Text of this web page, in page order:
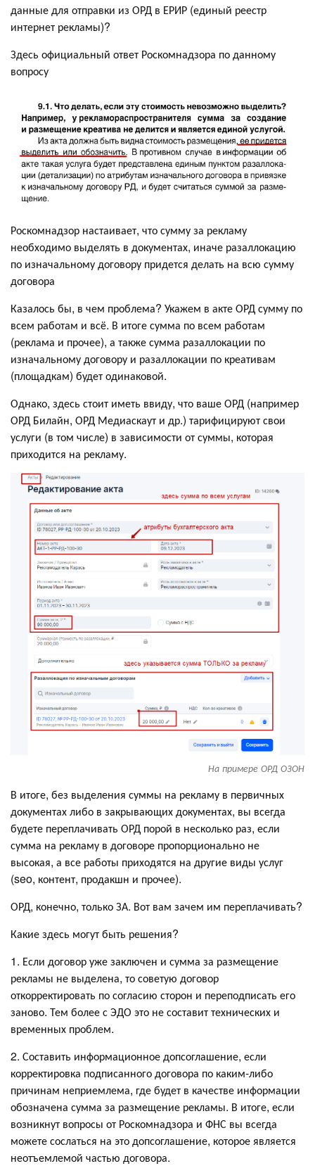
данные для отправки из ОРД в ЕРИР (единый реестр
интернет рекламы)?
Здесь официальный ответ Роскомнадзора по данному
вопросу
Роскомнадзор настаивает, что сумму за рекламу
необходимо выделять в документах, иначе разаллокацию
по изначальному договору придется делать на всю сумму
договора
Казалось бы, в чем проблема? Укажем в акте ОРД сумму по
всем работам и всё. В итоге сумма по всем работам
(реклама и прочее), а также сумма разаллокации по
изначальному договору и разаллокации по креативам
(площадкам) будет одинаковой.
Однако, здесь стоит иметь ввиду, что ваше ОРД (например
ОРД Билайн, ОРД Медиаскаут и др.) тарифицируют свои
услуги (в том числе) в зависимости от суммы, которая
приходится на рекламу.
На примере ОРД ОЗОН
В итоге, без выделения суммы на рекламу в первичных
документах либо в закрывающих документах, вы всегда
будете переплачивать ОРД порой в несколько раз, если
сумма на рекламу в договоре пропорционально не
высокая, а все работы приходятся на другие виды услуг
(seo, контент, продакшн и прочее).
ОРД, конечно, только ЗА. Вот вам зачем им переплачивать?
Какие здесь могут быть решения?
1. Если договор уже заключен и сумма за размещение
рекламы не выделена, то советую договор
откорректировать по согласию сторон и переподписать его
заново. Тем более с ЭДО это не составит технических и
временных проблем.
2. Составить информационное допсоглашение, если
корректировка подписанного договора по каким-либо
причинам неприемлема, где будет в качестве информации
обозначена сумма за размещение рекламы. В итоге, если
возникнут вопросы от Роскомнадзора и ФНС вы всегда
можете сослаться на это допсоглашение, которое является
неотъемлемой частью договора.